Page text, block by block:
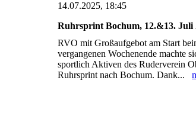
14.07.2025, 18:45
Ruhrsprint Bochum, 12.&13. Juli
RVO mit Großaufgebot am Start
vergangenen Wochenende machte
sportlich Aktiven des Ruderverein
Ruhrsprint nach Bochum. Dank...